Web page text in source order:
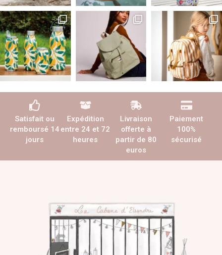
Satisfait ou
remboursé 14
jours
Expédition
entre 24 et 72
heures
Livraison
offerte à
partir de 80
euros
Paiement
100%
sécurisé